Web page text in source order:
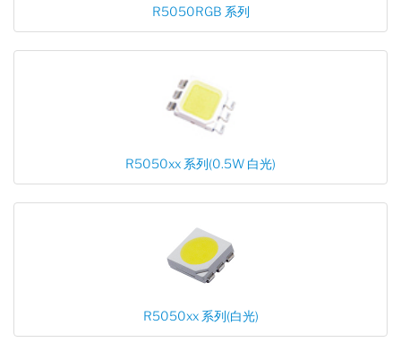
R5050RGB 系列
R5050xx 系列(0.5W 白光)
R5050xx 系列(白光)